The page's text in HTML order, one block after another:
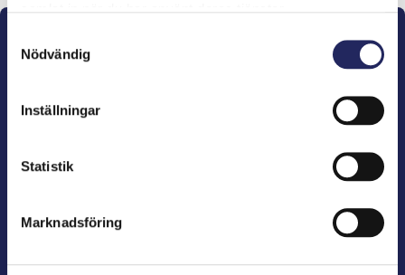
Nödvändig
Inställningar
Statistik
Marknadsföring
kulturens väktare och utgivare av marin litteratur.
Bölegatan 2